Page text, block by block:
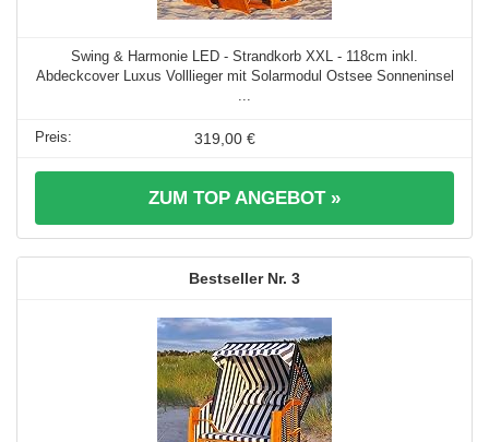
Swing & Harmonie LED - Strandkorb XXL - 118cm inkl.
Abdeckcover Luxus Volllieger mit Solarmodul Ostsee Sonneninsel
319,00 €
ZUM TOP ANGEBOT »
3